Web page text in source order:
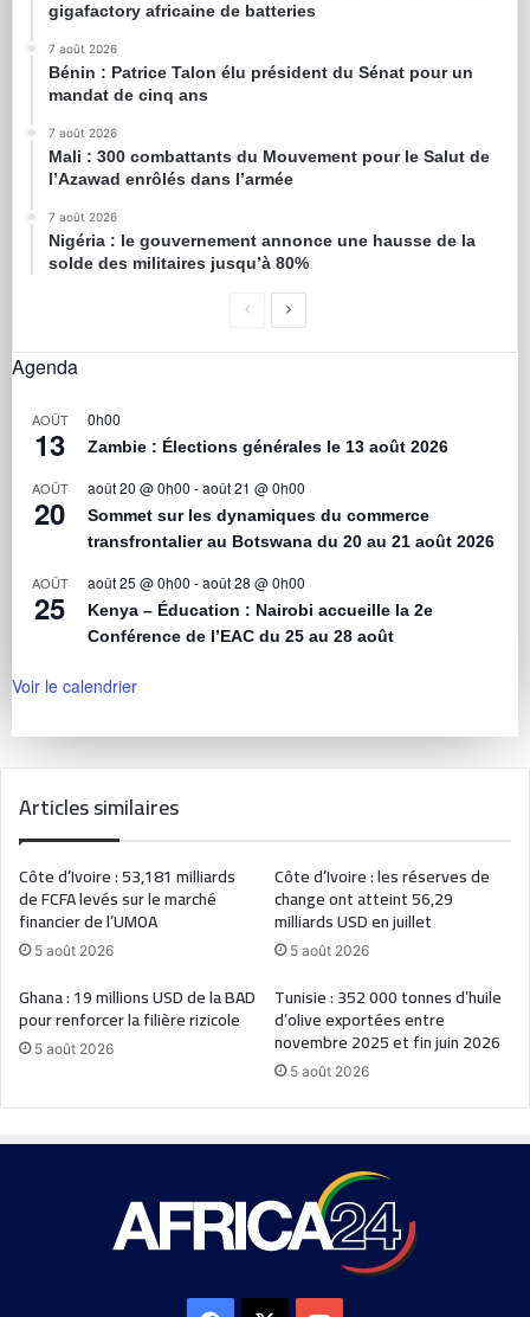
gigafactory africaine de batteries
7 août 2026
Bénin : Patrice Talon élu président du Sénat pour un
mandat de cinq ans
7 août 2026
Mali : 300 combattants du Mouvement pour le Salut de
l’Azawad enrôlés dans l’armée
7 août 2026
Nigéria : le gouvernement annonce une hausse de la
solde des militaires jusqu’à 80%
Agenda
AOÛT
13
0h00
Zambie : Élections générales le 13 août 2026
AOÛT
20
août 20 @ 0h00 -août 21 @ 0h00
Sommet sur les dynamiques du commerce
transfrontalier au Botswana du 20 au 21 août 2026
AOÛT
25
août 25 @ 0h00 -août 28 @ 0h00
Kenya – Éducation : Nairobi accueille la 2e
Conférence de l’EAC du 25 au 28 août
Voir le calendrier
Articles similaires
Côte d’Ivoire : 53,181 milliards
de FCFA levés sur le marché
financier de l’UMOA
5 août 2026
Côte d’Ivoire : les réserves de
change ont atteint 56,29
milliards USD en juillet
5 août 2026
Ghana : 19 millions USD de la BAD
pour renforcer la filière rizicole
5 août 2026
Tunisie : 352 000 tonnes d’huile
d’olive exportées entre
novembre 2025 et fin juin 2026
5 août 2026